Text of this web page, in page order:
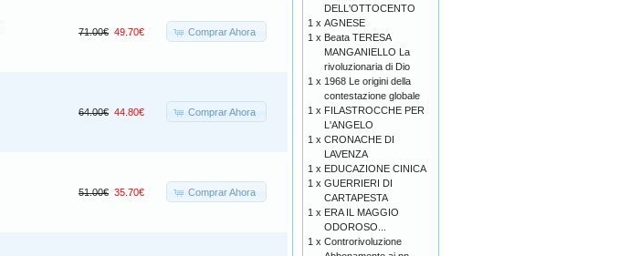
71.00€ 49.70€ Comprar Ahora
64.00€ 44.80€ Comprar Ahora
51.00€ 35.70€ Comprar Ahora
DELL'OTTOCENTO
1 x AGNESE
1 x Beata TERESA
MANGANIELLO La
rivoluzionaria di Dio
1 x 1968 Le origini della
contestazione globale
1 x FILASTROCCHE PER
L'ANGELO
1 x CRONACHE DI
LAVENZA
1 x EDUCAZIONE CINICA
1 x GUERRIERI DI
CARTAPESTA
1 x ERA IL MAGGIO
ODOROSO...
1 x Controrivoluzione